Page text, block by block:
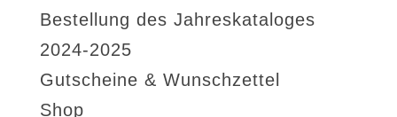
Bestellung des Jahreskataloges
2024-2025
Gutscheine & Wunschzettel
Shop